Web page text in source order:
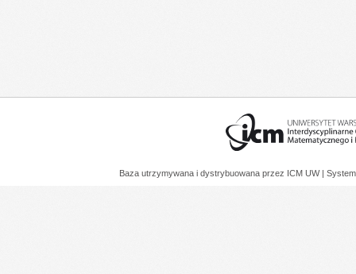
Baza utrzymywana i dystrybuowana przez ICM UW |